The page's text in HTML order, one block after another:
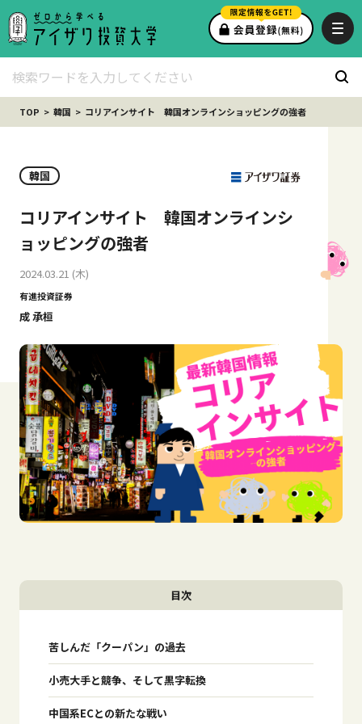
TOP 韓国 コリアインサイト 韓国オンラインショッピングの強者
韓国
コリアインサイト 韓国オンラインシ
ョッピングの強者
2024.03.21 (木)
有進投資証券
成 承桓
目次
苦しんだ「クーパン」の過去
小売大手と競争、そして黒字転換
中国系ECとの新たな戦い